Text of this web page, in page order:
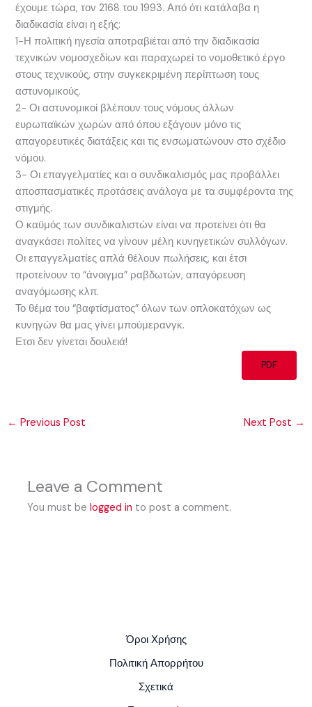
έχουμε τώρα, τον 2168 του 1993. Από ότι κατάλαβα η
διαδικασία είναι η εξής:
1-Η πολιτική ηγεσία αποτραβιέται από την διαδικασία
τεχνικών νομοσχεδίων και παραχωρεί το νομοθετικό έργο
στους τεχνικούς, στην συγκεκριμένη περίπτωση τους
αστυνομικούς.
2- Οι αστυνομικοί βλέπουν τους νόμους άλλων
ευρωπαϊκών χωρών από όπου εξάγουν μόνο τις
απαγορευτικές διατάξεις και τις ενσωματώνουν στο σχέδιο
νόμου.
3- Οι επαγγελματίες και ο συνδικαλισμός μας προβάλλει
αποσπασματικές προτάσεις ανάλογα με τα συμφέροντα της
στιγμής.
Ο καϋμός των συνδικαλιστών είναι να προτείνει ότι θα
αναγκάσει πολίτες να γίνουν μέλη κυνηγετικών συλλόγων.
Οι επαγγελματίες απλά θέλουν πωλήσεις, και έτσι
προτείνουν το “άνοιγμα” ραβδωτών, απαγόρευση
αναγόμωσης κλπ.
Το θέμα του “βαφτίσματος” όλων των οπλοκατόχων ως
κυνηγών θα μας γίνει μπούμερανγκ.
Ετσι δεν γίνεται δουλειά!
PDF
← Previous Post Next Post →
Leave a Comment
You must belogged in to post a comment.
Όροι Χρήσης
Πολιτική Απορρήτου
Σχετικά